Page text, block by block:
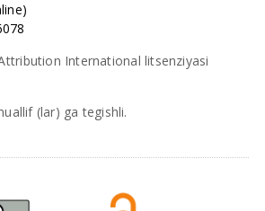
International litsenziyasi
(lar) ga tegishli.